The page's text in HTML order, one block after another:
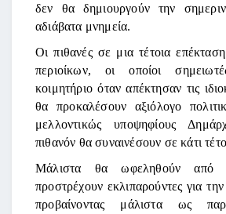
δεν θα δημιουργούν την
αδιάβατα μνημεία.
Οι πιθανές σε μια τέτοια
περιοίκων, οι οποίοι
κοιμητήριο όταν απέκτησαν τις
θα προκαλέσουν αξιόλογο
μελλοντικώς υποψηφίους
πιθανόν θα συναινέσουν σε κάτι
Μάλιστα θα ωφεληθούν από
προστρέχουν εκλιπαρούντες για
προβαίνοντας μάλιστα ως